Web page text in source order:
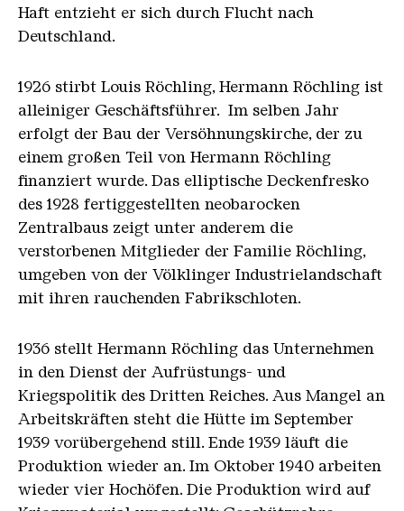
Haft entzieht er sich durch Flucht nach
Deutschland.
1926 stirbt Louis Röchling, Hermann Röchling ist
alleiniger Geschäftsführer. Im selben Jahr
erfolgt der Bau der Versöhnungskirche, der zu
einem großen Teil von Hermann Röchling
finanziert wurde. Das elliptische Deckenfresko
des 1928 fertiggestellten neobarocken
Zentralbaus zeigt unter anderem die
verstorbenen Mitglieder der Familie Röchling,
umgeben von der Völklinger Industrielandschaft
mit ihren rauchenden Fabrikschloten.
1936 stellt Hermann Röchling das Unternehmen
in den Dienst der Aufrüstungs- und
Kriegspolitik des Dritten Reiches. Aus Mangel an
Arbeitskräften steht die Hütte im September
1939 vorübergehend still. Ende 1939 läuft die
Produktion wieder an. Im Oktober 1940 arbeiten
wieder vier Hochöfen. Die Produktion wird auf